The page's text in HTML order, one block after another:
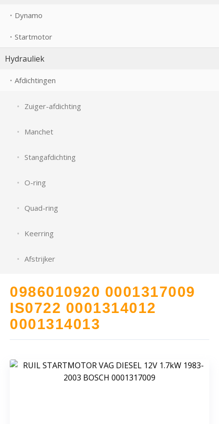
Dynamo
Startmotor
Hydrauliek
Afdichtingen
Zuiger-afdichting
Manchet
Stangafdichting
O-ring
Quad-ring
Keerring
Afstrijker
0986010920 0001317009
IS0722 0001314012
0001314013